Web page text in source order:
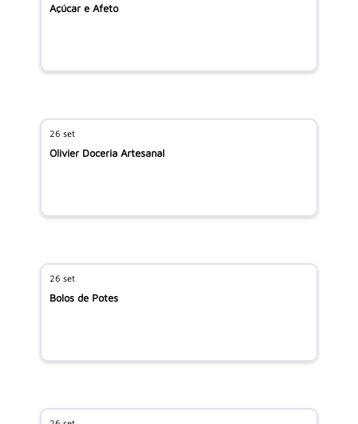
Açúcar e Afeto
26 set
Olivier Doceria Artesanal
26 set
Bolos de Potes